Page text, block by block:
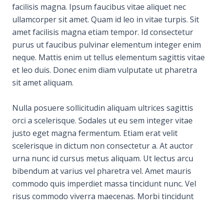
facilisis magna. Ipsum faucibus vitae aliquet nec
ullamcorper sit amet. Quam id leo in vitae turpis. Sit
amet facilisis magna etiam tempor. Id consectetur
purus ut faucibus pulvinar elementum integer enim
neque. Mattis enim ut tellus elementum sagittis vitae
et leo duis. Donec enim diam vulputate ut pharetra
sit amet aliquam.
Nulla posuere sollicitudin aliquam ultrices sagittis
orci a scelerisque. Sodales ut eu sem integer vitae
justo eget magna fermentum. Etiam erat velit
scelerisque in dictum non consectetur a. At auctor
urna nunc id cursus metus aliquam. Ut lectus arcu
bibendum at varius vel pharetra vel. Amet mauris
commodo quis imperdiet massa tincidunt nunc. Vel
risus commodo viverra maecenas. Morbi tincidunt